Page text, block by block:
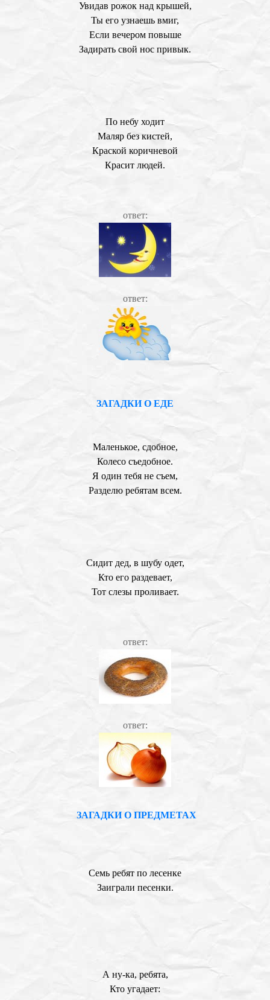
Увидав рожок над крышей,
Ты его узнаешь вмиг,
Если вечером повыше
Задирать свой нос привык.
По небу ходит
Маляр без кистей,
Краской коричневой
Красит людей.
ответ:
ответ:
ЗАГАДКИ О ЕДЕ
Маленькое, сдобное,
Колесо съедобное.
Я один тебя не съем,
Разделю ребятам всем.
Сидит дед, в шубу одет,
Кто его раздевает,
Тот слезы проливает.
ответ:
ответ:
ЗАГАДКИ О ПРЕДМЕТАХ
Семь ребят по лесенке
Заиграли песенки.
А ну-ка, ребята,
Кто угадает: